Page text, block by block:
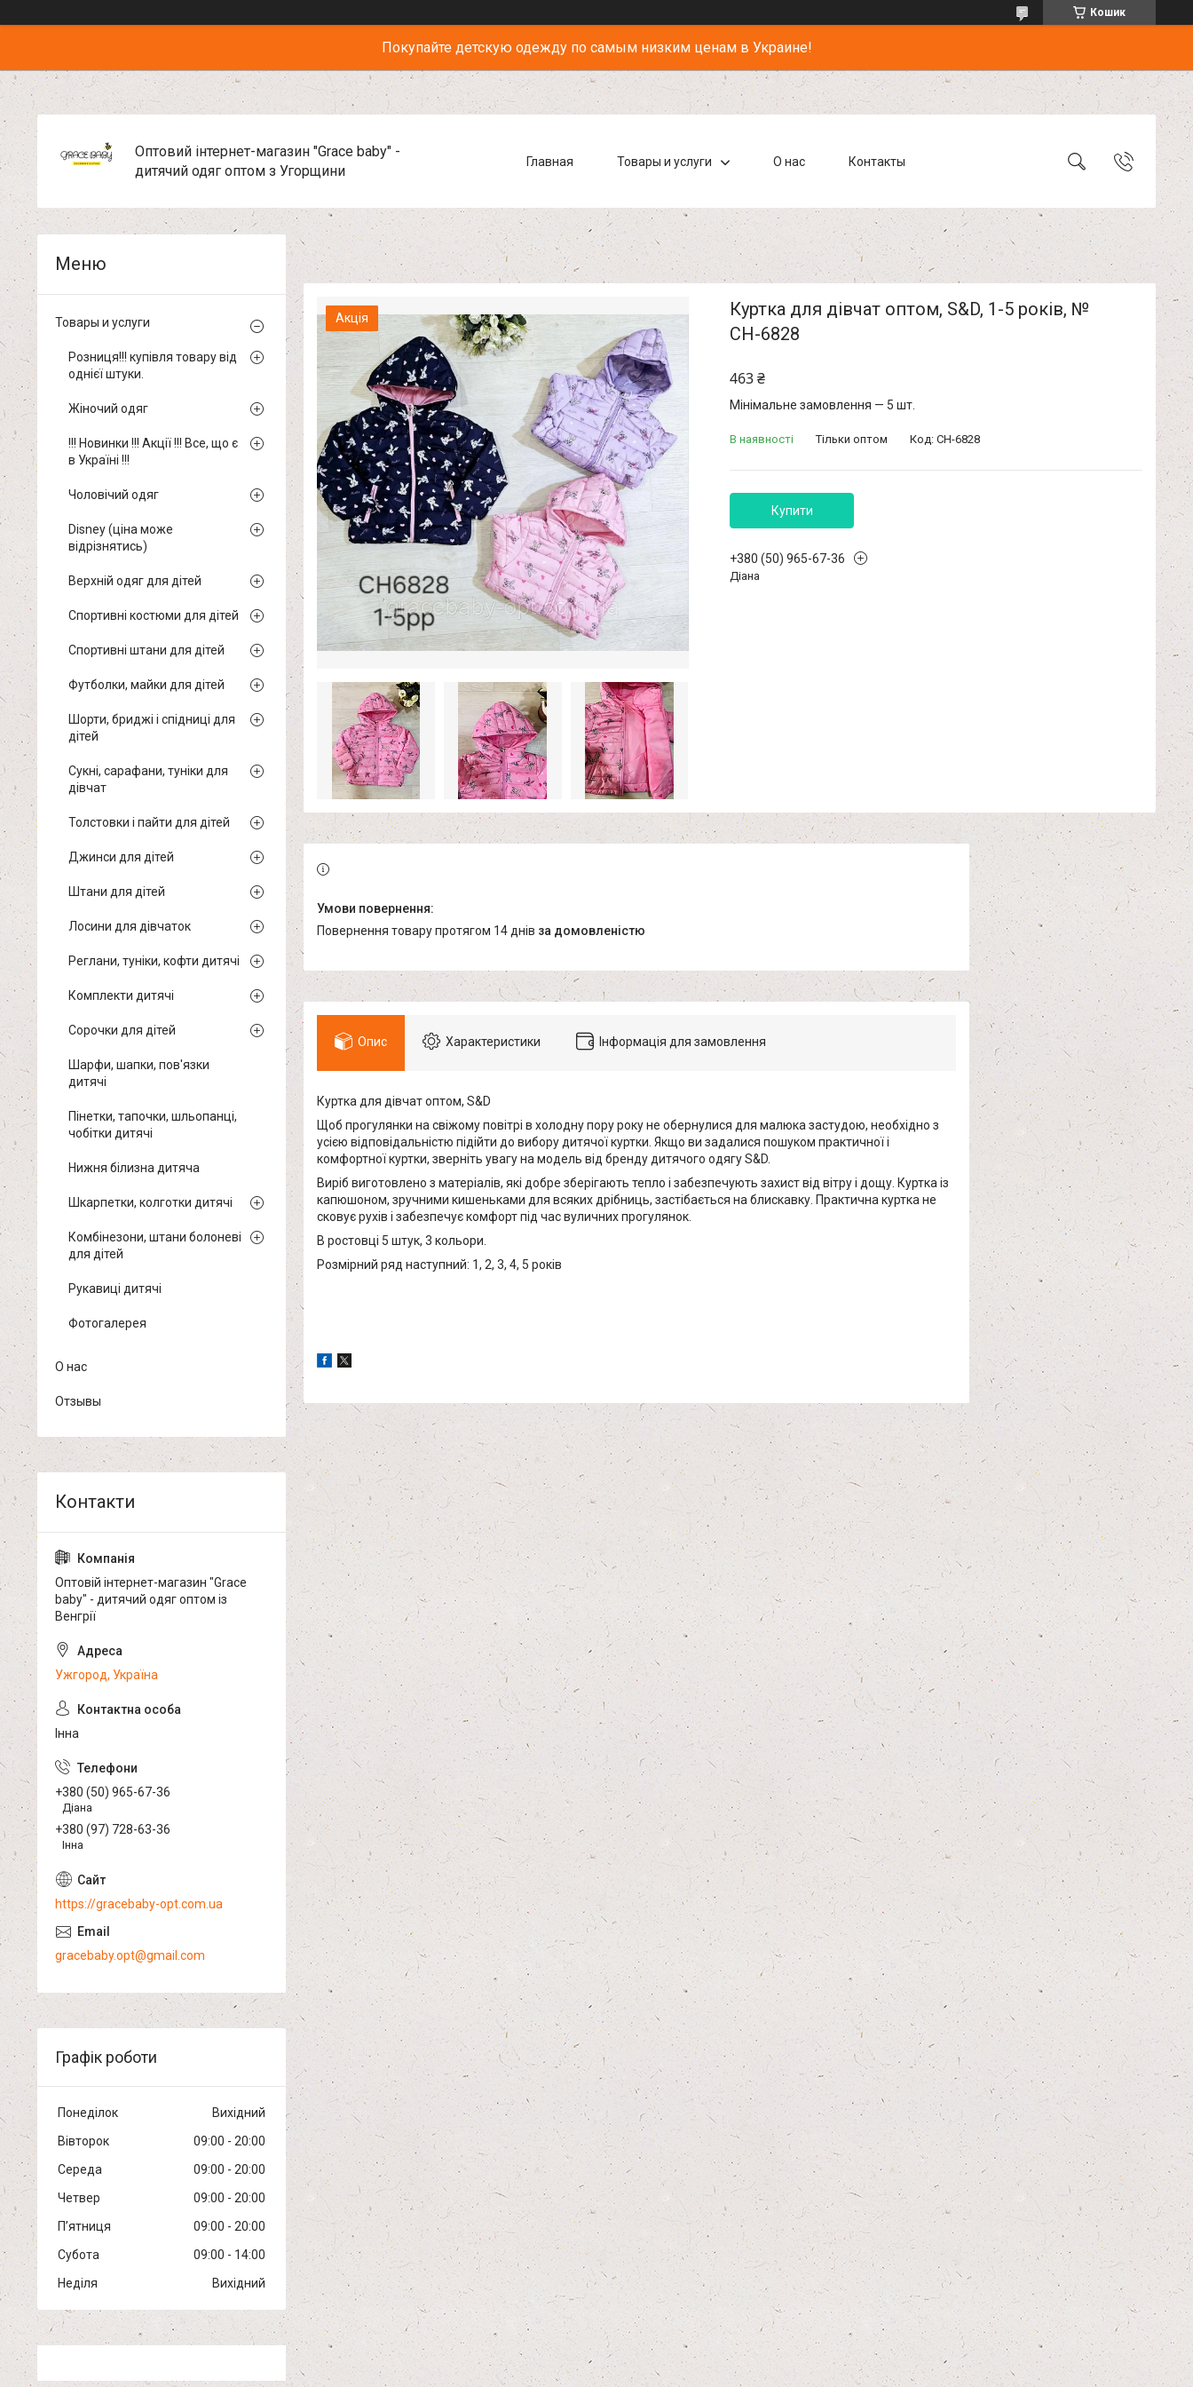
Кошик
Покупайте детскую одежду по самым низким ценам в Украине!
Оптовий інтернет-магазин "Grace baby" -
дитячий одяг оптом з Угорщини
Главная Товары и услуги О нас Контакты
Акція
Куртка для дівчат оптом, S&D, 1-5 років, №
СН-6828
463 ₴
Мінімальне замовлення — 5 шт.
В наявності Тільки оптом Код: СН-6828
Купити
+380 (50) 965-67-36
Діана
повернення товару протягом 14 днів за домовленістю
Опис Характеристики Інформація для замовлення
Куртка для дівчат оптом, S&D
Щоб прогулянки на свіжому повітрі в холодну пору року не обернулися для малюка застудою, необхідно з
усією відповідальністю підійти до вибору дитячої куртки. Якщо ви задалися пошуком практичної і
комфортної куртки, зверніть увагу на модель від бренду дитячого одягу S&D.
Виріб виготовлено з матеріалів, які добре зберігають тепло і забезпечують захист від вітру і дощу. Куртка із
капюшоном, зручними кишеньками для всяких дрібниць, застібається на блискавку. Практична куртка не
сковує рухів і забезпечує комфорт під час вуличних прогулянок.
В ростовці 5 штук, 3 кольори.
Розмірний ряд наступний: 1, 2, 3, 4, 5 років
Товары и услуги
Розниця!!! купівля товару від
однієї штуки.
Жіночий одяг
!!! Новинки !!! Акції !!! Все, що є
в Україні !!!
Чоловічий одяг
Disney (ціна може
відрізнятись)
Верхній одяг для дітей
Спортивні костюми для дітей
Спортивні штани для дітей
Футболки, майки для дітей
Шорти, бриджі і спідниці для
дітей
Сукні, сарафани, туніки для
дівчат
Толстовки і пайти для дітей
Джинси для дітей
Штани для дітей
Лосини для дівчаток
Реглани, туніки, кофти дитячі
Комплекти дитячі
Сорочки для дітей
Шарфи, шапки, пов'язки
дитячі
Пінетки, тапочки, шльопанці,
чобітки дитячі
Нижня білизна дитяча
Шкарпетки, колготки дитячі
Комбінезони, штани болоневі
для дітей
Рукавиці дитячі
Фотогалерея
О нас
Отзывы
Оптовій інтернет-магазин "Grace
baby" - дитячий одяг оптом із
Венгрії
Ужгород, Україна
Інна
+380 (50) 965-67-36
Діана
+380 (97) 728-63-36
Інна
https://gracebaby-opt.com.ua
gracebaby.opt@gmail.com
Графік роботи
Понеділок
Вихідний
Вівторок
09:00
20:00
Середа
09:00
20:00
Четвер
09:00
20:00
Пʼятниця
09:00
20:00
Субота
09:00
14:00
Неділя
Вихідний